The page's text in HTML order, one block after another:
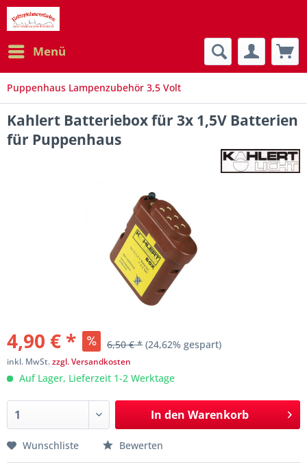
Menü
Puppenhaus Lampenzubehör 3,5 Volt
Kahlert Batteriebox für 3x 1,5V Batterien
für Puppenhaus
4,90 € * 6,50 € * (24,62% gespart)
inkl. MwSt.zzgl. Versandkosten
Auf Lager, Lieferzeit 1-2 Werktage
In den Warenkorb
Wunschliste Bewerten